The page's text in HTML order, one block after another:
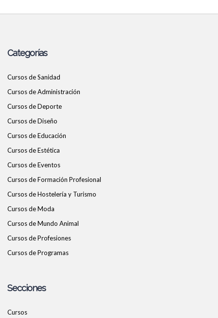
Categorías
Cursos de Sanidad
Cursos de Administración
Cursos de Deporte
Cursos de Diseño
Cursos de Educación
Cursos de Estética
Cursos de Eventos
Cursos de Formación Profesional
Cursos de Hostelería y Turismo
Cursos de Moda
Cursos de Mundo Animal
Cursos de Profesiones
Cursos de Programas
Secciones
Cursos